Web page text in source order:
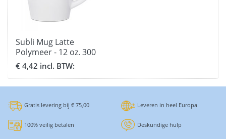
Subli Mug Latte
Polymeer - 12 oz. 300
ml. beker
€ 4,42 incl. BTW:
Gratis levering bij € 75,00 Leveren in heel Europa
100% veilig betalen Deskundige hulp